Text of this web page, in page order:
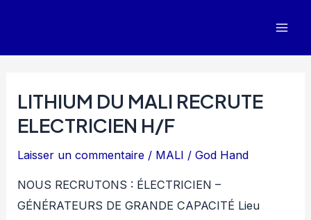
LITHIUM DU MALI RECRUTE
ELECTRICIEN H/F
Laisser un commentaire / MALI /God Hand
NOUS RECRUTONS : ÉLECTRICIEN –
GÉNÉRATEURS DE GRANDE CAPACITÉ Lieu